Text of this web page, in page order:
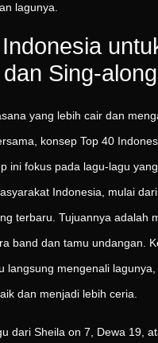
lagunya.
Sing-along
yang lebih cair dan
konsep Top 40
ini fokus pada lagu-lagu
Indonesia, mulai
terbaru. Tujuannya adalah
band dan tamu undangan.
langsung mengenali
dan menjadi lebih ceria.
dari Sheila on 7, Dewa 19,